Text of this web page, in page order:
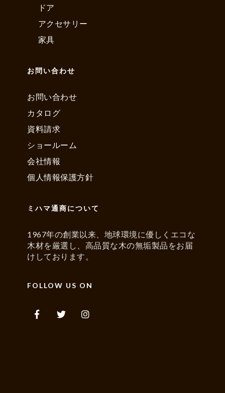
ドア
アクセサリー
家具
お問い合わせ
お問い合わせ
カタログ
資料請求
ショールーム
会社情報
個人情報保護方針
ミハマ通商について
1967年の創業以来、地球環境に優しくエコな
木材を厳選し、高品質な木の無垢製品をお届
けしております。
FOLLOW US ON